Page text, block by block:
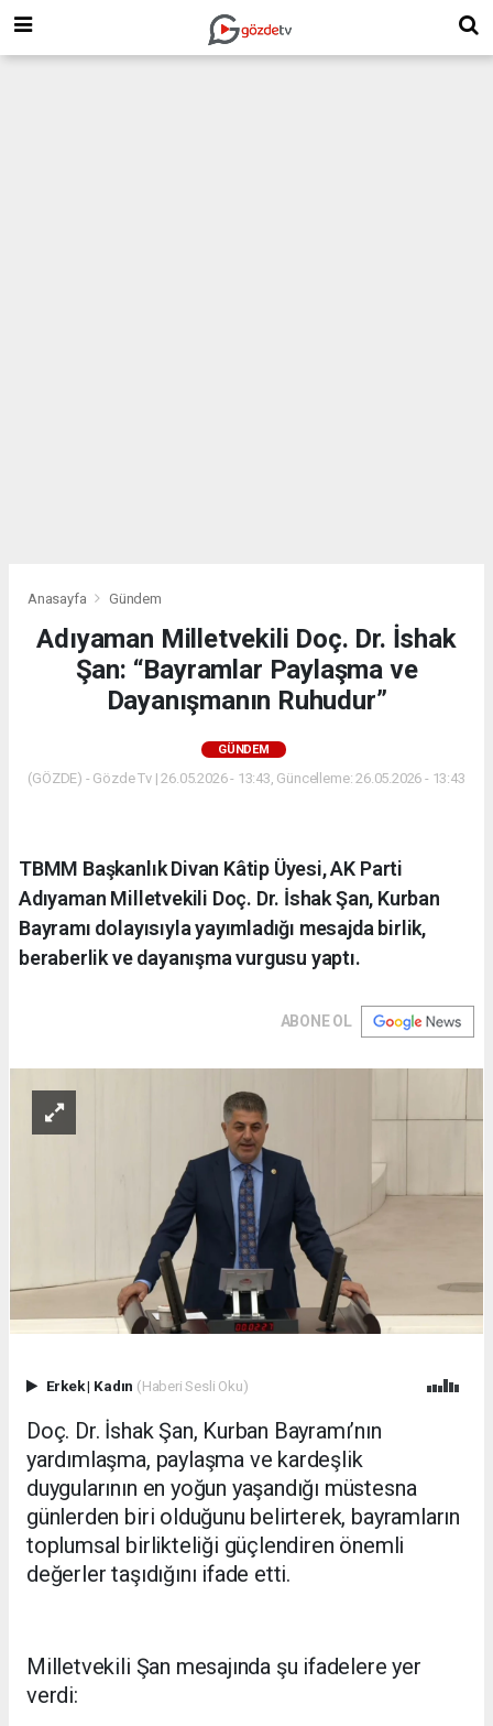
Anasayfa Gündem
Adıyaman Milletvekili Doç. Dr. İshak
Şan: “Bayramlar Paylaşma ve
Dayanışmanın Ruhudur”
GÜNDEM
(GÖZDE) - Gözde Tv | 26.05.2026 - 13:43, Güncelleme: 26.05.2026 - 13:43
TBMM Başkanlık Divan Kâtip Üyesi, AK Parti
Adıyaman Milletvekili Doç. Dr. İshak Şan, Kurban
Bayramı dolayısıyla yayımladığı mesajda birlik,
beraberlik ve dayanışma vurgusu yaptı.
ABONE OL
Erkek| Kadın (Haberi Sesli Oku)
Doç. Dr. İshak Şan, Kurban Bayramı’nın
yardımlaşma, paylaşma ve kardeşlik
duygularının en yoğun yaşandığı müstesna
günlerden biri olduğunu belirterek, bayramların
toplumsal birlikteliği güçlendiren önemli
değerler taşıdığını ifade etti.
Milletvekili Şan mesajında şu ifadelere yer
verdi: